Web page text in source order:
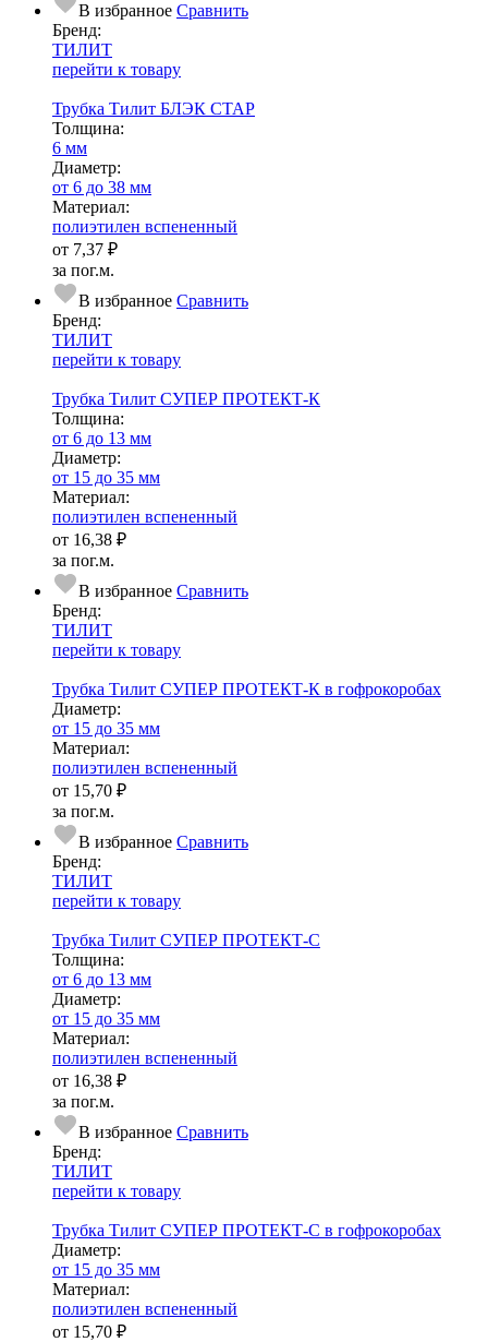
В избранное Сравнить
Бренд:
ТИЛИТ
перейти к товару
Трубка Тилит БЛЭК СТАР
Тол­щи­на:
6 мм
Диаметр:
от 6 до 38 мм
Ма­­те­­ри­­ал:
полиэтилен вспененный
от 7,37 ₽
за пог.м.
В избранное Сравнить
Бренд:
ТИЛИТ
перейти к товару
Трубка Тилит СУПЕР ПРОТЕКТ-К
Тол­щи­на:
от 6 до 13 мм
Диаметр:
от 15 до 35 мм
Ма­­те­­ри­­ал:
полиэтилен вспененный
от 16,38 ₽
за пог.м.
В избранное Сравнить
Бренд:
ТИЛИТ
перейти к товару
Трубка Тилит СУПЕР ПРОТЕКТ-К в гофрокоробах
Диаметр:
от 15 до 35 мм
Ма­­те­­ри­­ал:
полиэтилен вспененный
от 15,70 ₽
за пог.м.
В избранное Сравнить
Бренд:
ТИЛИТ
перейти к товару
Трубка Тилит СУПЕР ПРОТЕКТ-С
Тол­щи­на:
от 6 до 13 мм
Диаметр:
от 15 до 35 мм
Ма­­те­­ри­­ал:
полиэтилен вспененный
от 16,38 ₽
за пог.м.
В избранное Сравнить
Бренд:
ТИЛИТ
перейти к товару
Трубка Тилит СУПЕР ПРОТЕКТ-С в гофрокоробах
Диаметр:
от 15 до 35 мм
Ма­­те­­ри­­ал:
полиэтилен вспененный
от 15,70 ₽